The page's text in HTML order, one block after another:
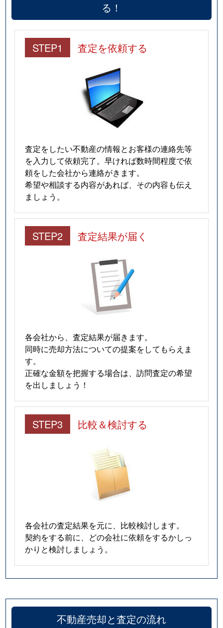
る！
STEP1 査定を依頼する
査定をしたい不動産の情報とお客様の連絡先等
を入力して依頼完了。早ければ数時間程度で依
頼をした会社から連絡がきます。
希望や相談する内容があれば、その内容も伝え
ましょう。
STEP2 査定結果が届く
各会社から、査定結果が届きます。
同時に売却方法についての提案をしてもらえま
す。
正確な金額を把握する場合は、訪問査定の希望
を出しましょう！
STEP3 比較＆検討する
各会社の査定結果を元に、比較検討します。
契約をする前に、どの会社に依頼をするかしっ
かりと検討しましょう。
不動産売却と査定の流れ